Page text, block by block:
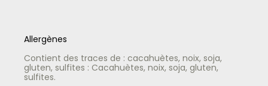
Allergènes
Contient des traces de : cacahuètes, noix, soja,
gluten, sulfites : Cacahuètes, noix, soja, gluten,
sulfites.